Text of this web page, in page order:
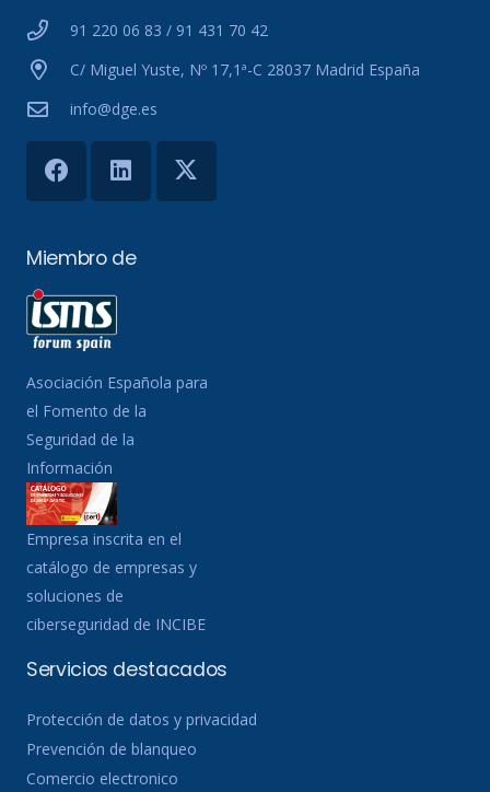
91 220 06 83 / 91 431 70 42
C/ Miguel Yuste, Nº 17,1ª-C 28037 Madrid España
info@dge.es
Miembro de
Asociación Española para
el Fomento de la
Seguridad de la
Información
Empresa inscrita en el
catálogo de empresas y
soluciones de
ciberseguridad de INCIBE
Servicios destacados
Protección de datos y privacidad
Prevención de blanqueo
Comercio electronico